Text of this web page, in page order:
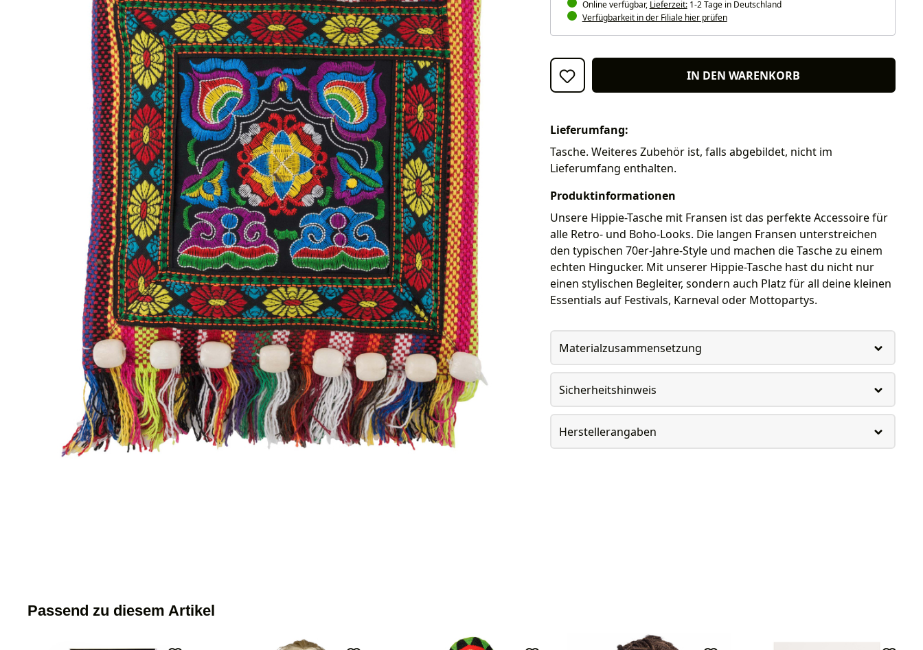
Online verfügbar, Lieferzeit:1-2 Tage in Deutschland
Verfügbarkeit in der Filiale hier prüfen
IN DEN WARENKORB
Lieferumfang:
Tasche. Weiteres Zubehör ist, falls abgebildet, nicht im
Lieferumfang enthalten.
Produktinformationen
Unsere Hippie-Tasche mit Fransen ist das perfekte Accessoire für
alle Retro- und Boho-Looks. Die langen Fransen unterstreichen
den typischen 70er-Jahre-Style und machen die Tasche zu einem
echten Hingucker. Mit unserer Hippie-Tasche hast du nicht nur
einen stylischen Begleiter, sondern auch Platz für all deine kleinen
Essentials auf Festivals, Karneval oder Mottopartys.
Materialzusammensetzung
Sicherheitshinweis
Herstellerangaben
Passend zu diesem Artikel